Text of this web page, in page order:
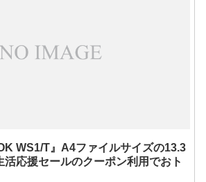
WS1/T』A4ファイルサイズの13.3
応援セールのクーポン利用でおト